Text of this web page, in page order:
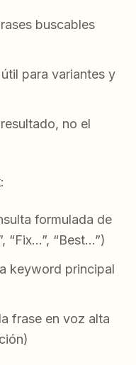
buscables
para variantes y
no el
:
formulada de
“Fix…”, “Best…”)
keyword principal
frase en voz alta